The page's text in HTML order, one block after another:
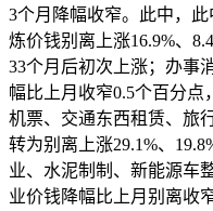
3个月降幅收窄。此中，
炼价钱别离上涨16.9%、
33个月后初次上涨；办事
幅比上月收窄0.5个百分点
机票、交通东西租赁、旅
转为别离上涨29.1%、
业、水泥制制、新能源车
业价钱降幅比上月别离收